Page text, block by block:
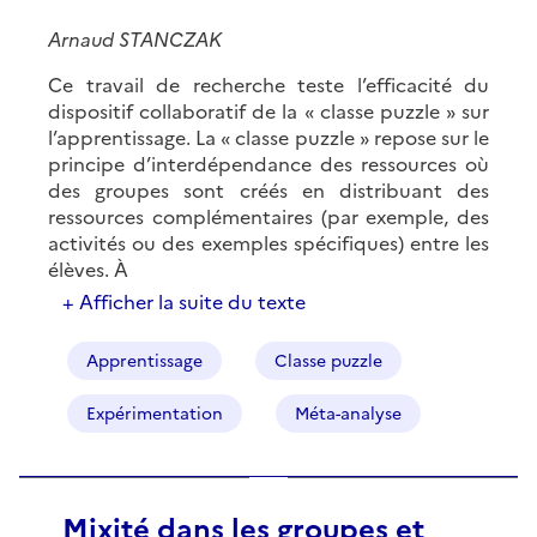
Arnaud STANCZAK
Ce travail de recherche teste l’efficacité du
dispositif collaboratif de la « classe puzzle » sur
l’apprentissage. La « classe puzzle » repose sur le
principe d’interdépendance des ressources où
des groupes sont créés en distribuant des
ressources complémentaires (par exemple, des
activités ou des exemples spécifiques) entre les
élèves. À
+ Afficher la suite du texte
Apprentissage Classe puzzle
Expérimentation Méta-analyse
Mixité dans les groupes et